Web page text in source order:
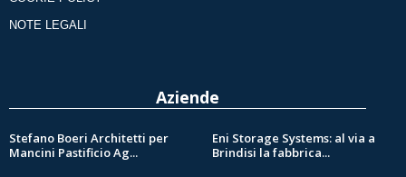
NOTE LEGALI
Aziende
Stefano Boeri Architetti per
Mancini Pastificio Ag...
Eni Storage Systems: al via a
Brindisi la fabbrica...